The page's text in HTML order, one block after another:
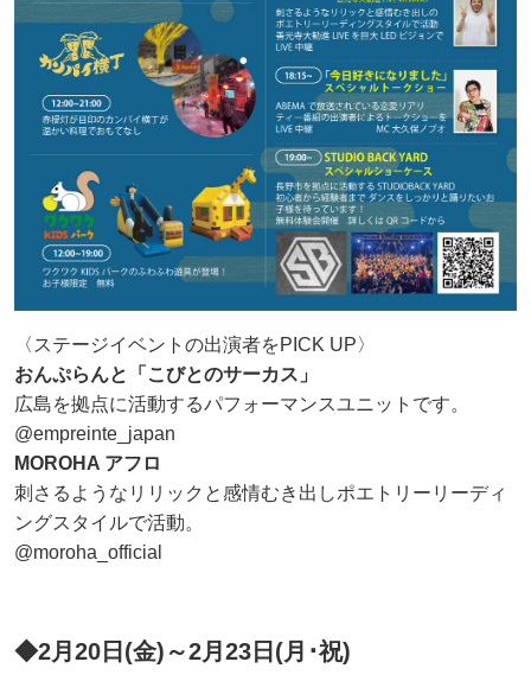
〈ステージイベントの出演者をPICK UP〉
おんぷらんと「こびとのサーカス」
広島を拠点に活動するパフォーマンスユニットです。
@empreinte_japan
MOROHA アフロ
刺さるようなリリックと感情むき出しポエトリーリーディ
ングスタイルで活動。
@moroha_official
◆2月20日(金)～2月23日(月･祝)